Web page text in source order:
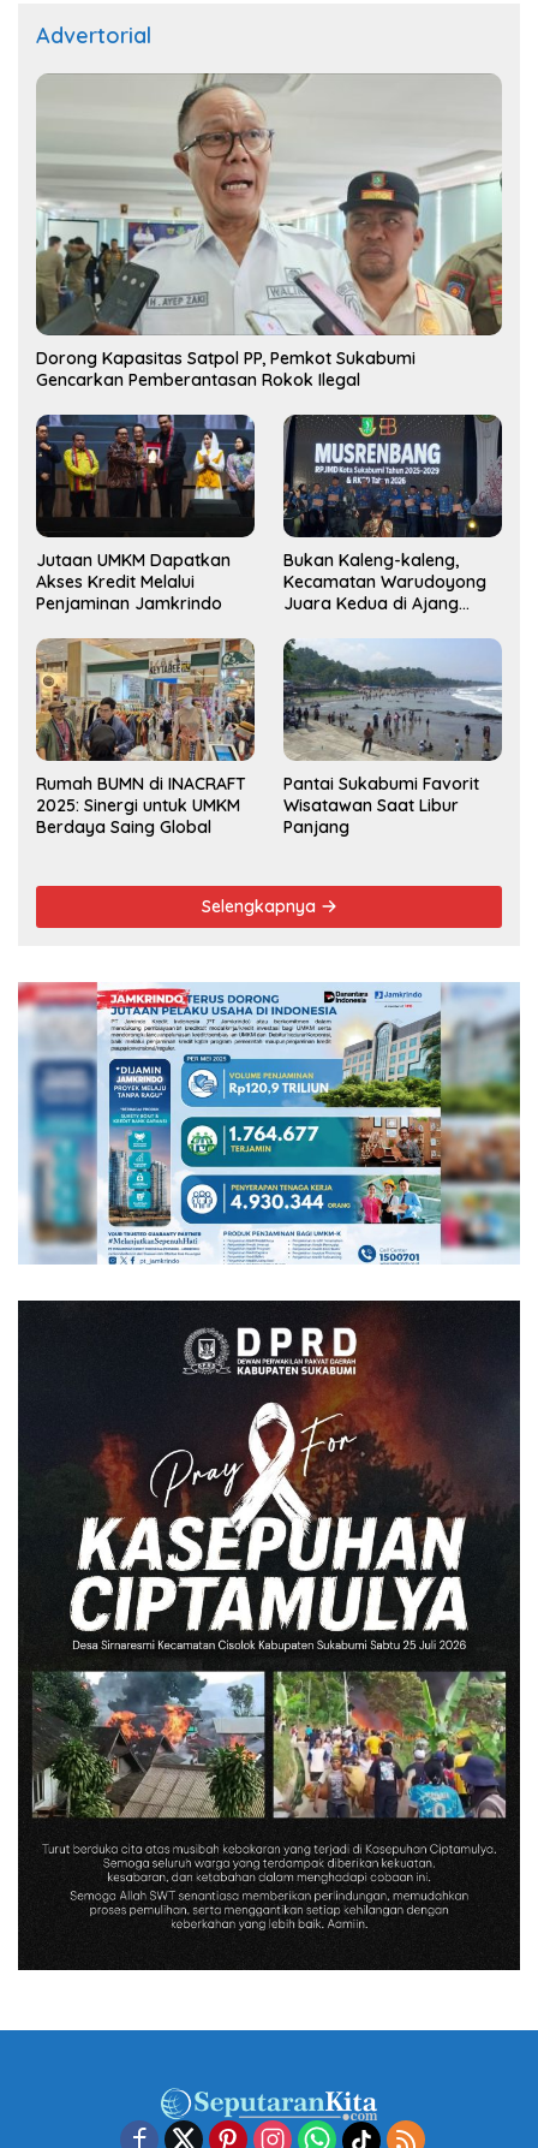
Advertorial
Dorong Kapasitas Satpol PP, Pemkot Sukabumi
Gencarkan Pemberantasan Rokok Ilegal
Jutaan UMKM Dapatkan
Akses Kredit Melalui
Penjaminan Jamkrindo
Bukan Kaleng-kaleng,
Kecamatan Warudoyong
Juara Kedua di Ajang
2025
Rumah BUMN di INACRAFT
2025: Sinergi untuk UMKM
Berdaya Saing Global
Pantai Sukabumi Favorit
Wisatawan Saat Libur
Panjang
Selengkapnya